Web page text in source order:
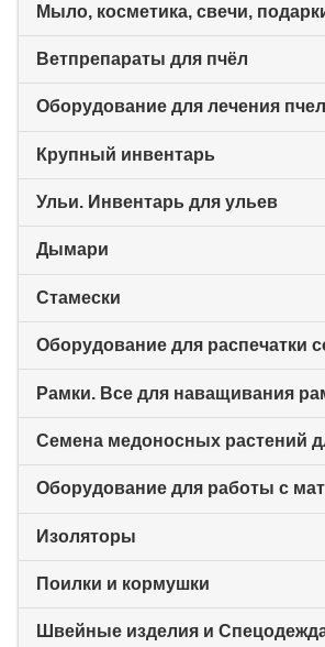
Ветпрепараты для пчёл
Оборудование для лечения пчел
Крупный инвентарь
Ульи. Инвентарь для ульев
Дымари
Стамески
Оборудование для распечатки
Рамки. Все для наващивания
Семена медоносных растений
Оборудование для работы с
Изоляторы
Поилки и кормушки
Швейные изделия и